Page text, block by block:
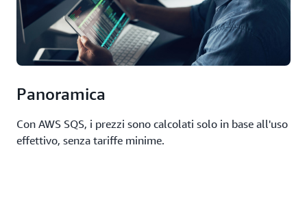
Panoramica
Con AWS SQS, i prezzi sono calcolati solo in base all'uso
effettivo, senza tariffe minime.